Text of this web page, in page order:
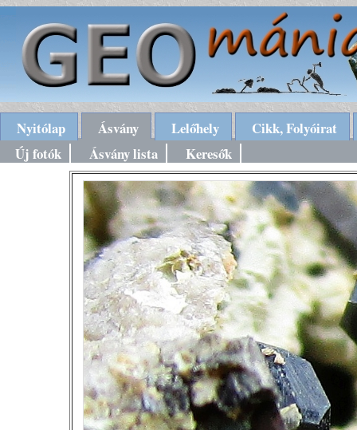
Nyitólap Ásvány Lelőhely
Cikk, Folyóirat
Új fotók
Ásvány lista Keresők